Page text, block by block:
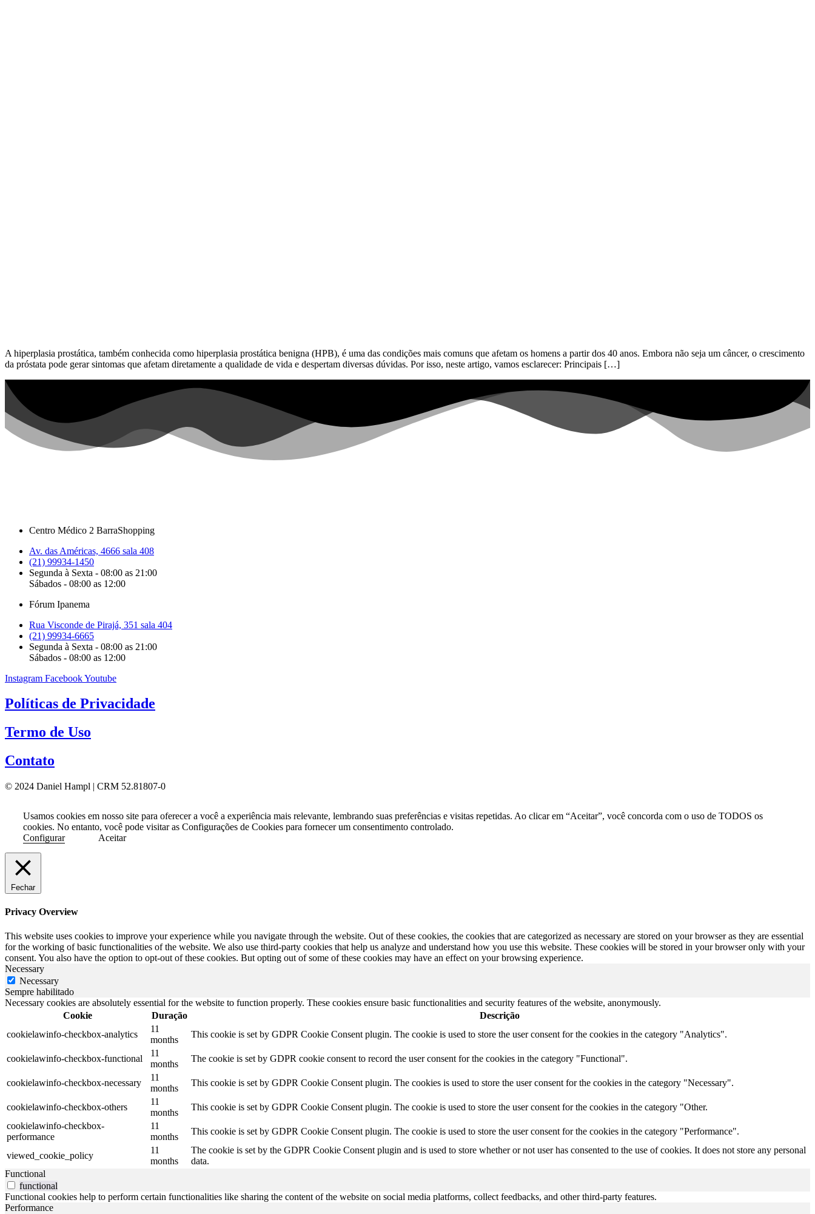
A hiperplasia prostática, também conhecida como hiperplasia prostática benigna (HPB), é uma das condições mais comuns que afetam os homens a partir dos 40 anos. Embora não seja um câncer, o crescimento
da próstata pode gerar sintomas que afetam diretamente a qualidade de vida e despertam diversas dúvidas. Por isso, neste artigo, vamos esclarecer: Principais […]
Centro Médico 2 BarraShopping
Av. das Américas, 4666 sala 408
(21) 99934-1450
Segunda à Sexta - 08:00 as 21:00
Sábados - 08:00 as 12:00
Fórum Ipanema
Rua Visconde de Pirajá, 351 sala 404
(21) 99934-6665
Segunda à Sexta - 08:00 as 21:00
Sábados - 08:00 as 12:00
Instagram FacebookYoutube
Políticas de Privacidade
Termo de Uso
Contato
© 2024 Daniel Hampl | CRM 52.81807-0
Usamos cookies em nosso site para oferecer a você a experiência mais relevante, lembrando suas preferências e visitas repetidas. Ao clicar em “Aceitar”, você concorda com o uso de TODOS os
cookies. No entanto, você pode visitar as Configurações de Cookies para fornecer um consentimento controlado.
Configurar
Aceitar
Fechar
Privacy Overview
This website uses cookies to improve your experience while you navigate through the website. Out of these cookies, the cookies that are categorized as necessary are stored on your browser as they are essential
for the working of basic functionalities of the website. We also use third-party cookies that help us analyze and understand how you use this website. These cookies will be stored in your browser only with your
consent. You also have the option to opt-out of these cookies. But opting out of some of these cookies may have an effect on your browsing experience.
Necessary
Necessary
Sempre habilitado
Necessary cookies are absolutely essential for the website to function properly. These cookies ensure basic functionalities and security features of the website, anonymously.
Cookie
Duração
Descrição
cookielawinfo-checkbox-analytics
11
months
This cookie is set by GDPR Cookie Consent plugin. The cookie is used to store the user consent for the cookies in the category "Analytics".
cookielawinfo-checkbox-functional
11
months
The cookie is set by GDPR cookie consent to record the user consent for the cookies in the category "Functional".
cookielawinfo-checkbox-necessary
11
months
This cookie is set by GDPR Cookie Consent plugin. The cookies is used to store the user consent for the cookies in the category "Necessary".
cookielawinfo-checkbox-others
11
months
This cookie is set by GDPR Cookie Consent plugin. The cookie is used to store the user consent for the cookies in the category "Other.
cookielawinfo-checkbox-
performance
11
months
This cookie is set by GDPR Cookie Consent plugin. The cookie is used to store the user consent for the cookies in the category "Performance".
viewed_cookie_policy
11
months
The cookie is set by the GDPR Cookie Consent plugin and is used to store whether or not user has consented to the use of cookies. It does not store any personal
data.
Functional
functional
Functional cookies help to perform certain functionalities like sharing the content of the website on social media platforms, collect feedbacks, and other third-party features.
Performance